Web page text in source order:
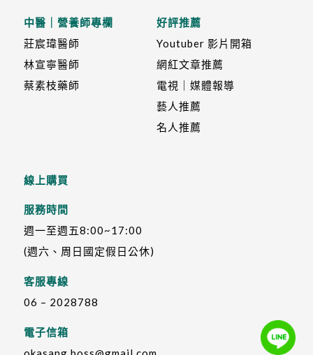
中醫｜營養師專欄
莊宸瑋醫師
林宣寧醫師
蔡素枝藥師
好評推薦
Youtuber 影片開箱
網紅文章推薦
電視｜媒體報導
藝人推薦
名人推薦
線上購買
服務時間
週一至週五8:00~17:00
(週六、周日國定假日公休)
客服專線
06 – 2028788
電子信箱